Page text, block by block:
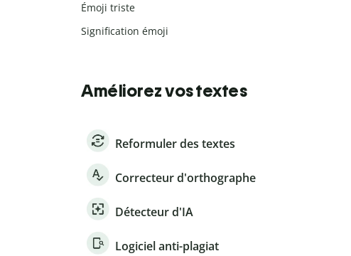
Émoji triste
Signification émoji
Améliorez vos textes
Reformuler des textes
Correcteur d'orthographe
Détecteur d'IA
Logiciel anti-plagiat